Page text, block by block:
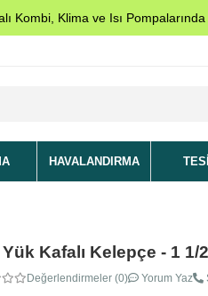
Kombi, Klima ve Isı
HAVALANDIRMA
Yük Kafalı Kelepçe - 1 1/
Değerlendirmeler (0) Yorum Yaz